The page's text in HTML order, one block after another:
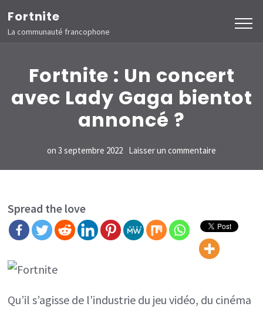
Aller
au
contenu
Entrée)
Fortnite
La communauté francophone
Fortnite : Un concert
avec Lady Gaga bientot
annoncé ?
on 3 septembre 2022 Laisser un commentaire
Fortnite
concert
avec
bientot
Spread the love
Qu’il s’agisse de l’industrie du jeu vidéo, du cinéma